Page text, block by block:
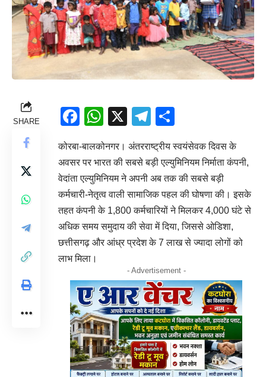
SHARE Facebook
WhatsApp
X Telegram
कोरबा-बालकोनगर। अंतरराष्ट्रीय स्वयंसेवक दिवस के
अवसर पर भारत की सबसे बड़ी एल्युमिनियम निर्माता कंपनी,
वेदांता एल्युमिनियम ने अपनी अब तक की सबसे बड़ी
कर्मचारी-नेतृत्व वाली सामाजिक पहल की घोषणा की। इसके
तहत कंपनी के 1,800 कर्मचारियों ने मिलकर 4,000 घंटे से
अधिक समय समुदाय की सेवा में दिया, जिससे ओडिशा,
छत्तीसगढ़ और आंध्र प्रदेश के 7 लाख से ज्यादा लोगों को
लाभ मिला।
- Advertisement -